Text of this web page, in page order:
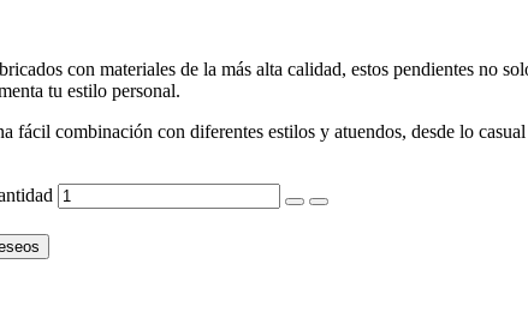
con materiales de la más alta calidad, estos pendientes no
tu estilo personal.
fácil combinación con diferentes estilos y atuendos, desde lo